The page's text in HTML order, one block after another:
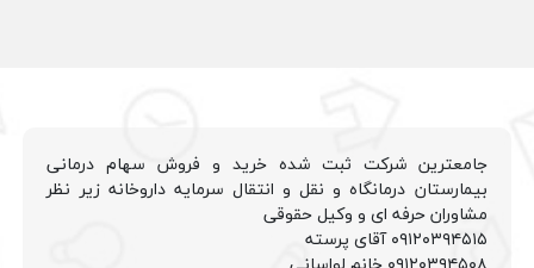
جامعترین شرکت ثبت شده خرید و فروش سهام درمانی
بیمارستان درمانگاه و نقل و انتقال سرمایه داروخانه زیر نظر
مشاوران حرفه ای و وکیل حقوقی
۰۹۱۲۰۳۹۴۵۱۵ آقای پرسته